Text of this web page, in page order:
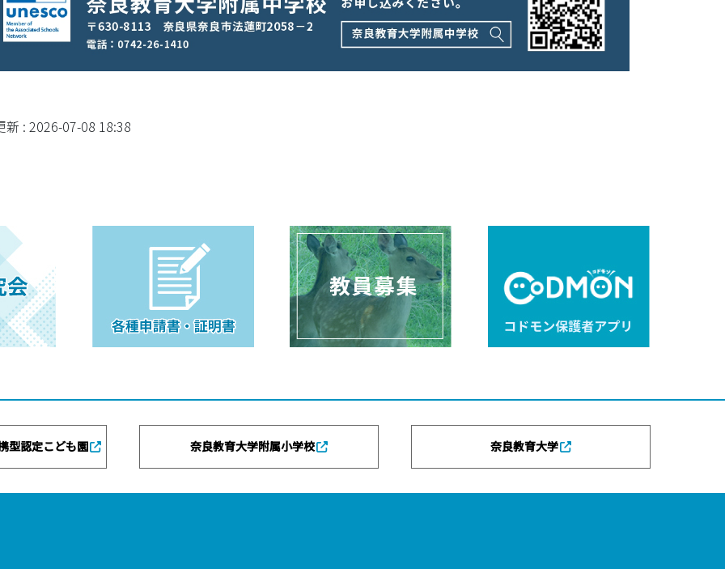
新 : 2026-07-08 18:38
型認定こども園 奈良教育大学附属小学校 奈良教育大学